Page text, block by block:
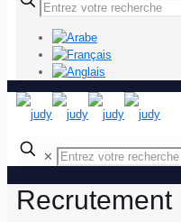
✕
Recrutement